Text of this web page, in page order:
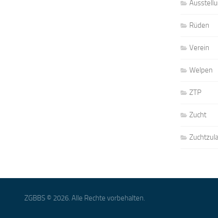
Rüden
Verein
Welpen
ZTP
Zucht
ZGBBS © 2026. Alle Rechte vorbehalten.